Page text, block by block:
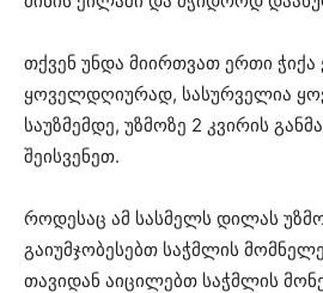
თქვენ უნდა მიირთვათ ერთი ჭიქა
ყოველდღიურად, სასურველია
საუზმემდე, უზმოზე 2 კვირის
შეისვენეთ.
როდესაც ამ სასმელს დილას
გაიუმჯობესებთ საჭმლის
თავიდან აიცილებთ საჭმლის